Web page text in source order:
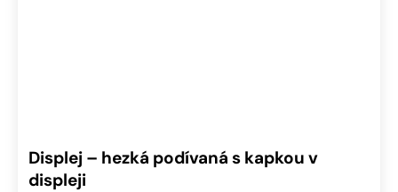
Displej – hezká podívaná s kapkou v
displeji